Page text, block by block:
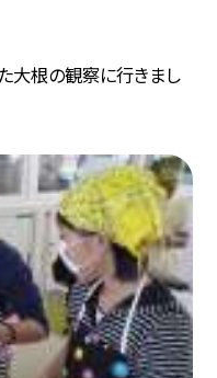
た大根の観察に行きまし